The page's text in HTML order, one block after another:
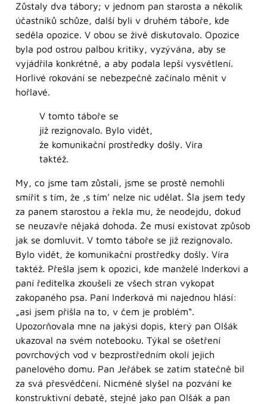
Zůstaly dva tábory; v jednom pan starosta a několik
účastníků schůze, další byli v druhém táboře, kde
seděla opozice. V obou se živě diskutovalo. Opozice
byla pod ostrou palbou kritiky, vyzývána, aby se
vyjádřila konkrétně, a aby podala lepší vysvětlení.
Horlivé rokování se nebezpečně začínalo měnit v
hořlavé.
V tomto táboře se
již rezignovalo. Bylo vidět,
že komunikační prostředky došly. Víra
taktéž.
My, co jsme tam zůstali, jsme se prostě nemohli
smířit s tím, že ‚s tím’ nelze nic udělat. Šla jsem tedy
za panem starostou a řekla mu, že neodejdu, dokud
se neuzavře nějaká dohoda. Že musí existovat způsob
jak se domluvit. V tomto táboře se již rezignovalo.
Bylo vidět, že komunikační prostředky došly. Víra
taktéž. Přešla jsem k opozici, kde manželé Inderkovi a
paní ředitelka zkoušeli ze všech stran vykopat
zakopaného psa. Paní Inderková mi najednou hlásí:
„asi jsem přišla na to, v čem je problém“.
Upozorňovala mne na jakýsi dopis, který pan Olšák
ukazoval na svém notebooku. Týkal se ošetření
povrchových vod v bezprostředním okolí jejich
panelového domu. Pan Jeřábek se zatím statečně bil
za svá přesvědčení. Nicméně slyšel na pozvání ke
konstruktivní debatě, stejně jako pan Olšák a pan